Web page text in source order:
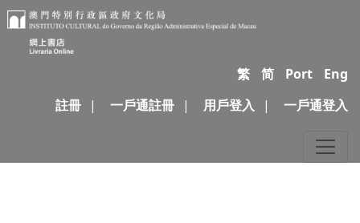
繁 简 Port
Eng
註冊
| 一戶通註冊 | 用戶登入 | 一戶通登入